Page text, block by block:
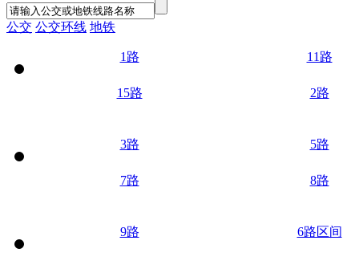
公交 公交环线 地铁
1路 11路
15路 2路
3路 5路
7路 8路
9路 6路区间